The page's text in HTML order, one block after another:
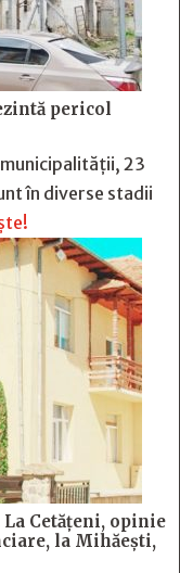
pericol
23
în diverse stadii
Cetăţeni, opinie
la Mihăeşti,